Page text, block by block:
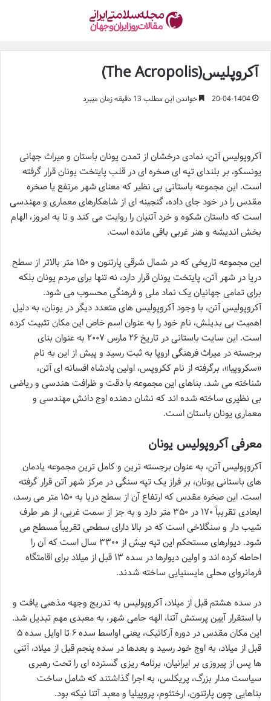
آکروپلیس(The Acropolis)
20-04-1404 خواندن این مطلب 13 دقیقه زمان میبرد
آکروپولیس آتن، نمادی درخشان از تمدن یونان باستان و میراث جهانی
یونسکو، بر بلندای تپه ای صخره ای در قلب پایتخت یونان قرار گرفته
است. این مجموعه باستانی بی نظیر که معنای شهر مرتفع یا صخره
مقدس را در خود جای داده، گنجینه ای از شاهکارهای معماری و مهندسی
است که داستان شکوه و خرد آتنیان را روایت می کند و تا به امروز، الهام
بخش اندیشه و هنر غربی باقی مانده است.
این مجموعه تاریخی که در شمال شرقی پارتنون و ۱۵۰ متر بالاتر از سطح
دریا در شهر آتن، پایتخت یونان قرار دارد، نه تنها برای مردم یونان بلکه
برای تمامی جهانیان یک نماد ملی و فرهنگی محسوب می شود.
آکروپولیس آتن، با وجود آکروپولیس های متعدد دیگر در یونان، به دلیل
اهمیت بی بدیلش، نام خود را به عنوان اسم خاص این مکان تثبیت کرده
است. این سایت باستانی در تاریخ ۲۶ مارس ۲۰۰۷ به عنوان بنای
برجسته در میراث فرهنگی اروپا به ثبت رسید و پیش از این به نام
«سکروپیا»، برگرفته از نام ککروپس، اولین پادشاه افسانه ای آتن،
شناخته می شد. بناهای این مجموعه با دقت و ظرافت هندسی و ریاضی
بی نظیری ساخته شده اند که نشان دهنده اوج دانش مهندسی و
معماری یونان باستان است.
معرفی آکروپولیس یونان
آکروپولیس آتن، به عنوان برجسته ترین و کامل ترین مجموعه یادمان
های باستانی یونان، بر فراز یک تپه سنگی در مرکز شهر آتن قرار گرفته
است. این صخره مقدس که ارتفاع آن از سطح دریا به ۱۵۰ متر می رسد،
ابعادی تقریباً ۱۷۰ در ۳۵۰ متر دارد و به جز از سمت غربی، از هر طرف
شیب دار و سنگلاخی است که در بالا دارای سطحی تقریباً مسطح می
شود. دیوارهای مستحکم این تپه بیش از ۳۳۰۰ سال است که آن را
احاطه کرده اند و اولین دیوارها در سده ۱۳ قبل از میلاد برای اقامتگاه
فرمانروای محلی مایسنیایی ساخته شدند.
در سده هشتم قبل از میلاد، آکروپولیس به تدریج وجهه مذهبی یافت و
با استقرار آیین پرستش آتنا، الهه حامی شهر، به معبدی مهم تبدیل شد.
این مکان مقدس در دوره آرکائیک، یعنی اواسط سده ۶ تا اوایل سده ۵
قبل از میلاد، به اوج خود رسید و بعدها در سده پنجم قبل از میلاد، آتنی
ها پس از پیروزی بر ایرانیان، برنامه ریزی گسترده ای را تحت رهبری
سیاست مدار بزرگ، پریکلس، به اجرا گذاشتند که شامل ساخت
بناهایی چون پارتنون، ارختئوم، پروپیلیا و معبد آتنا نیکه بود.